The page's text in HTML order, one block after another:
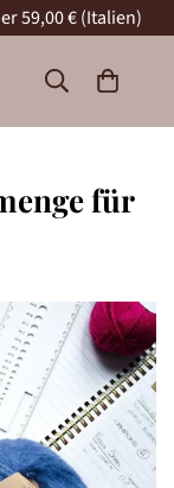
59,00 € (Italien)
für